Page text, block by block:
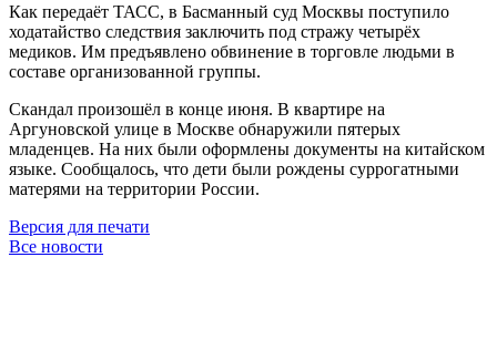
Как передаёт ТАСС, в Басманный суд Москвы поступило
ходатайство следствия заключить под стражу четырёх
медиков. Им предъявлено обвинение в торговле людьми в
составе организованной группы.
Скандал произошёл в конце июня. В квартире на
Аргуновской улице в Москве обнаружили пятерых
младенцев. На них были оформлены документы на китайском
языке. Сообщалось, что дети были рождены суррогатными
матерями на территории России.
Версия для печати
Все новости